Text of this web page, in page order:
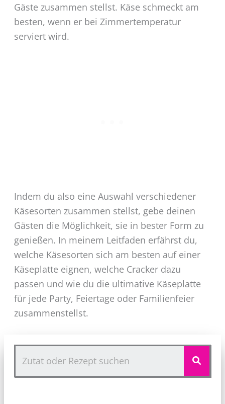
Gäste zusammen stellst. Käse schmeckt am
besten, wenn er bei Zimmertemperatur
serviert wird.
Indem du also eine Auswahl verschiedener
Käsesorten zusammen stellst, gebe deinen
Gästen die Möglichkeit, sie in bester Form zu
genießen. In meinem Leitfaden erfährst du,
welche Käsesorten sich am besten auf einer
Käseplatte eignen, welche Cracker dazu
passen und wie du die ultimative Käseplatte
für jede Party, Feiertage oder Familienfeier
zusammenstellst.